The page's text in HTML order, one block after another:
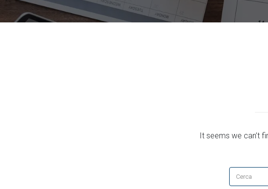
It seems we can’t